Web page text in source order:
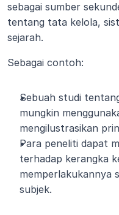
sebagai sumber
tentang tata kelola,
sejarah.
Sebagai contoh:
Sebuah studi
mungkin
mengilustrasikan
Para peneliti dapat
terhadap kerangka
memperlakukannya
subjek.